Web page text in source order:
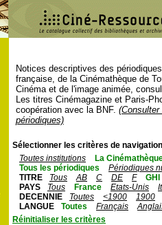
Notices descriptives des
française, de la Cinémathèque de
Cinéma et de l'image animée,
Les titres Cinémagazine et Paris-
coopération avec la BNF.
périodiques)
Sélectionner les critères de
Toutes institutions
La
Tous les périodiques
Périodiques
TITRE
Tous AB C DE F
GHI
PAYS
Tous France Etats-Unis
DECENNIE
Toutes <1900
1900
LANGUE
Toutes Français
Réinitialiser les critères